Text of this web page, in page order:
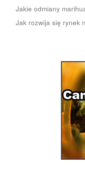
Jakie odmiany
Jak rozwija się rynek